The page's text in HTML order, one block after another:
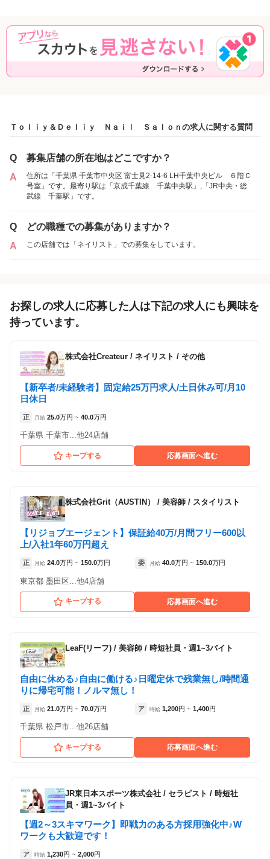
Ｔｏｌｉｙ＆Ｄｅｌｉｙ Ｎａｉｌ Ｓａｌｏｎの求人に関する質問
Q
募集店舗の所在地はどこですか？
A
住所は「千葉県 千葉市中央区 富士見2-14-6 LH千葉中央ビル ６階Ｃ
号室」です。最寄り駅は「京成千葉線 千葉中央駅」,「JR中央・総
武線 千葉駅」です。
Q
どの職種での募集がありますか？
A
この店舗では「ネイリスト」での募集をしています。
お探しの求人に応募した人は下記の求人にも興味を
持っています。
株式会社Createur / ネイリスト / その他
【新卒者/未経験者】固定給25万円求人/土日休み可/月10
日休日
正 月給 25.0万円 ~ 40.0万円
千葉県 千葉市...他24店舗
キープする 応募画面へ進む
株式会社Grit（AUSTIN） / 美容師 / スタイリスト
【リジョブエージェント】保証給40万/月間フリー600以
上/入社1年60万円超え
正 月給 24.0万円 ~ 150.0万円 委 月給 40.0万円 ~ 150.0万円
東京都 墨田区...他4店舗
キープする 応募画面へ進む
LeaF(リーフ) / 美容師 / 時短社員・週1~3バイト
自由に休める♪自由に働ける♪日曜定休で残業無し/時間通
りに帰宅可能！ノルマ無し！
正 月給 21.0万円 ~ 70.0万円 ア 時給 1,200円 ~ 1,400円
千葉県 松戸市...他26店舗
キープする 応募画面へ進む
JR東日本スポーツ株式会社 / セラピスト / 時短社
員・週1~3バイト
【週2～3スキマワーク】即戦力のある方採用強化中♪W
ワークも大歓迎です！
ア 時給 1,230円 ~ 2,000円